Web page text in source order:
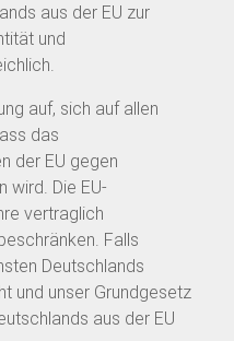
aus der EU zur
und
auf, sich auf allen
das
der EU gegen
wird. Die EU-
vertraglich
Falls
Deutschlands
und unser Grundgesetz
aus der EU